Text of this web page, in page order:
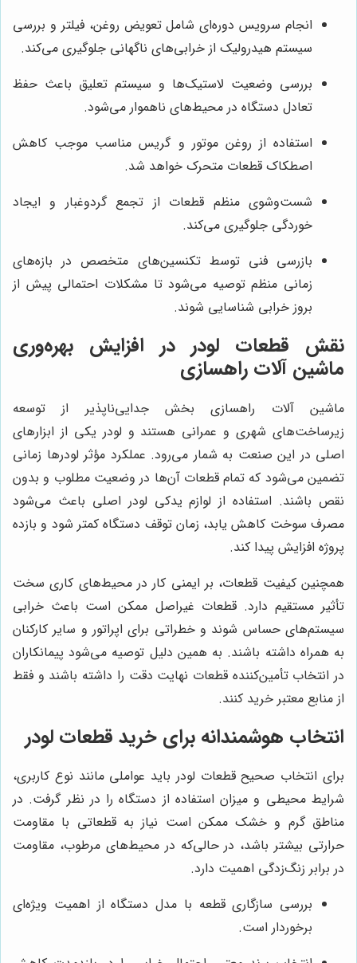
انجام سرویس دوره‌ای شامل تعویض روغن، فیلتر و بررسی
سیستم هیدرولیک از خرابی‌های ناگهانی جلوگیری می‌کند.
بررسی وضعیت لاستیک‌ها و سیستم تعلیق باعث حفظ
تعادل دستگاه در محیط‌های ناهموار می‌شود.
استفاده از روغن موتور و گریس مناسب موجب کاهش
اصطکاک قطعات متحرک خواهد شد.
شست‌وشوی منظم قطعات از تجمع گردوغبار و ایجاد
خوردگی جلوگیری می‌کند.
بازرسی فنی توسط تکنسین‌های متخصص در بازه‌های
زمانی منظم توصیه می‌شود تا مشکلات احتمالی پیش از
بروز خرابی شناسایی شوند.
نقش قطعات لودر در افزایش بهره‌وری
ماشین آلات راهسازی
ماشین آلات راهسازی بخش جدایی‌ناپذیر از توسعه
زیرساخت‌های شهری و عمرانی هستند و لودر یکی از ابزارهای
اصلی در این صنعت به شمار می‌رود. عملکرد مؤثر لودرها زمانی
تضمین می‌شود که تمام قطعات آن‌ها در وضعیت مطلوب و بدون
نقص باشند. استفاده از لوازم یدکی لودر اصلی باعث می‌شود
مصرف سوخت کاهش یابد، زمان توقف دستگاه کمتر شود و بازده
پروژه افزایش پیدا کند.
همچنین کیفیت قطعات، بر ایمنی کار در محیط‌های کاری سخت
تأثیر مستقیم دارد. قطعات غیراصل ممکن است باعث خرابی
سیستم‌های حساس شوند و خطراتی برای اپراتور و سایر کارکنان
به همراه داشته باشند. به همین دلیل توصیه می‌شود پیمانکاران
در انتخاب تأمین‌کننده قطعات نهایت دقت را داشته باشند و فقط
از منابع معتبر خرید کنند.
انتخاب هوشمندانه برای خرید قطعات لودر
برای انتخاب صحیح قطعات لودر باید عواملی مانند نوع کاربری،
شرایط محیطی و میزان استفاده از دستگاه را در نظر گرفت. در
مناطق گرم و خشک ممکن است نیاز به قطعاتی با مقاومت
حرارتی بیشتر باشد، در حالی‌که در محیط‌های مرطوب، مقاومت
در برابر زنگ‌زدگی اهمیت دارد.
بررسی سازگاری قطعه با مدل دستگاه از اهمیت ویژه‌ای
برخوردار است.